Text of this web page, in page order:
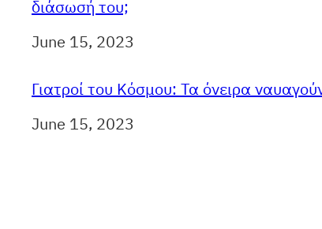
διάσωσή του;
Ημερομηνία
June 15, 2023
Γιατροί του Κόσμου: Τα όνειρα
Ημερομηνία
June 15, 2023